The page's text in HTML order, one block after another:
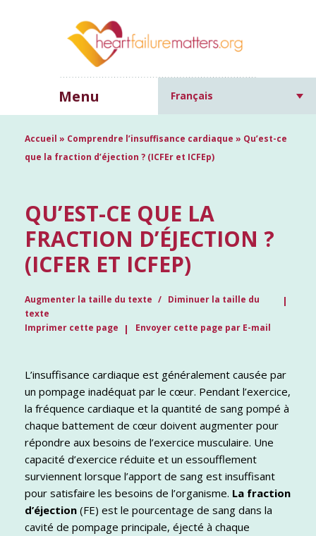
Menu Français
Accueil » Comprendre l’insuffisance cardiaque » Qu’est-ce
que la fraction d’éjection ? (ICFEr et ICFEp)
QU’EST-CE QUE LA
FRACTION D’ÉJECTION ?
(ICFER ET ICFEP)
Augmenter la taille du texte
Diminuer la taille du
texte
Imprimer cette page
Envoyer cette page par E-mail
L’insuffisance cardiaque est généralement causée par
un pompage inadéquat par le cœur. Pendant l’exercice,
la fréquence cardiaque et la quantité de sang pompé à
chaque battement de cœur doivent augmenter pour
répondre aux besoins de l’exercice musculaire. Une
capacité d’exercice réduite et un essoufflement
surviennent lorsque l’apport de sang est insuffisant
pour satisfaire les besoins de l’organisme. La fraction
d’éjection (FE) est le pourcentage de sang dans la
cavité de pompage principale, éjecté à chaque